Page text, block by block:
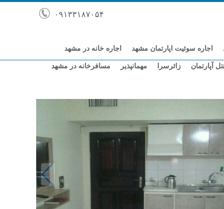
۰۹۱۳۳۱۸۷۰۵۴
اجاره سوئیت اپارتمان مشهد
اجاره خانه در مشهد
آپارتمان زائرسرا مهمانپذیر
مسافرخانه در مشهد